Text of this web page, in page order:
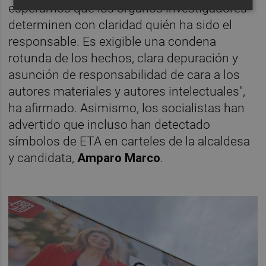
esperamos que los órganos investigadores
determinen con claridad quién ha sido el
responsable. Es exigible una condena
rotunda de los hechos, clara depuración y
asunción de responsabilidad de cara a los
autores materiales y autores intelectuales",
ha afirmado. Asimismo, los socialistas han
advertido que incluso han detectado
símbolos de ETA en carteles de la alcaldesa
y candidata, Amparo Marco.